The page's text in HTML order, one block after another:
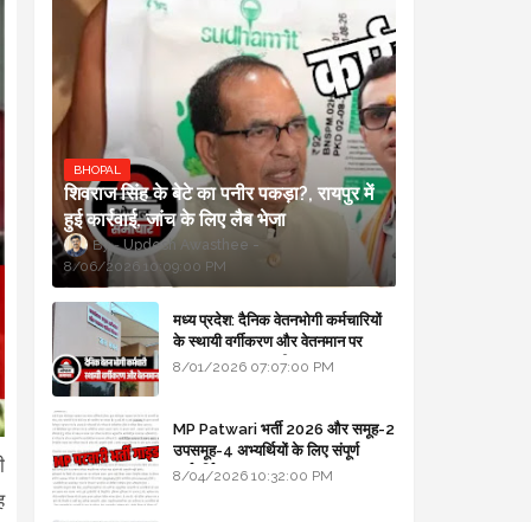
BHOPAL
शिवराज सिंह के बेटे का पनीर पकड़ा?, रायपुर में
हुई कार्रवाई, जांच के लिए लैब भेजा
Updesh Awasthee
8/06/2026 10:09:00 PM
मध्य प्रदेश: दैनिक वेतनभोगी कर्मचारियों
के स्थायी वर्गीकरण और वेतनमान पर
सरकार का बड़ा स्पष्टीकरण
8/01/2026 07:07:00 PM
MP Patwari भर्ती 2026 और समूह-2
उपसमूह-4 अभ्यर्थियों के लिए संपूर्ण
मार्गदर्शिका
8/04/2026 10:32:00 PM